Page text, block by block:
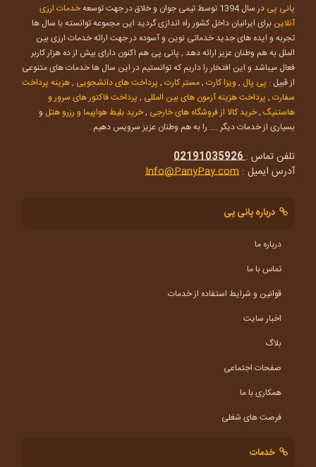
پانی پی در سال 1394 توسط تیمی جوان و خلاق در جهت توسعه
خدمات ارزی
آنلاین برای ایرانیان داخل کشور راه اندازی گردید این مجموعه توانسته با سال ها
تجربه و ایده های جدید خدماتی نوین و آسوده در جهت ارائه خدمات ارزی بین
الملل به هم وطنان عزیز ارائه دهد , پانی پی هم اکنون دارای بیش از ده هزار کاربر
فعال میباشد و این افتخار را داریم که توانستیم در این سال ها خدمات های متنوعی
از قبیل : پی پال , ویزا کارت ,مستر کارت , پرداخت های دانشجویی ,هزینه پرداخت
سفارت , پرداخت هزینه آزمون های بین المللی , پرداخت فاکتور های سرور و
هاستنیگ ,خرید کالا از فروشگاه های خارجی ,خرید بلیط هواپیما و رزرو هتل و
بسیاری از خدمات دیگر .... را به هم وطنان عزیز سرویس دهیم .
تلفن تماس :02191035926
آدرس ایمیل : Info@PanyPay.com
درباره پانی پی
درباره ما
تماس با ما
قوانین و شرایط استفاده از خدمات
اخبار سایت
بلاگ
صفحات اجتماعی
همکاری با ما
فرصت های شغلی
خدمات